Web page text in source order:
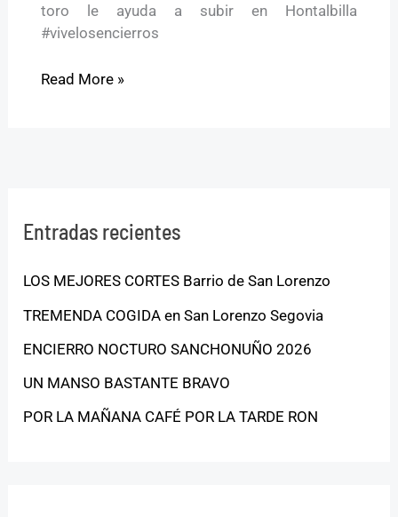
toro le ayuda a subir en Hontalbilla
#vivelosencierros
Read More »
Entradas recientes
LOS MEJORES CORTES Barrio de San Lorenzo
TREMENDA COGIDA en San Lorenzo Segovia
ENCIERRO NOCTURO SANCHONUÑO 2026
UN MANSO BASTANTE BRAVO
POR LA MAÑANA CAFÉ POR LA TARDE RON